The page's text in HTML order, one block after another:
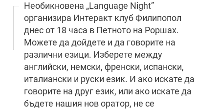
Необикновена „Language Night”
организира Интеракт клуб Филипопол
днес от 18 часа в Петното на Роршах.
Можете да дойдете и да говорите на
различни езици. Изберете между
английски, немски, френски, испански,
италиански и руски език. И ако искате да
говорите на друг език, или ако искате да
бъдете нашия нов оратор, не се